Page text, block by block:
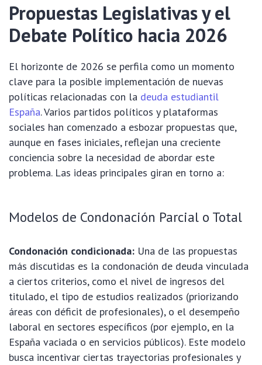
Propuestas Legislativas y el
Debate Político hacia 2026
El horizonte de 2026 se perfila como un momento
clave para la posible implementación de nuevas
políticas relacionadas con la deuda estudiantil
España. Varios partidos políticos y plataformas
sociales han comenzado a esbozar propuestas que,
aunque en fases iniciales, reflejan una creciente
conciencia sobre la necesidad de abordar este
problema. Las ideas principales giran en torno a:
Modelos de Condonación Parcial o Total
Condonación condicionada: Una de las propuestas
más discutidas es la condonación de deuda vinculada
a ciertos criterios, como el nivel de ingresos del
titulado, el tipo de estudios realizados (priorizando
áreas con déficit de profesionales), o el desempeño
laboral en sectores específicos (por ejemplo, en la
España vaciada o en servicios públicos). Este modelo
busca incentivar ciertas trayectorias profesionales y